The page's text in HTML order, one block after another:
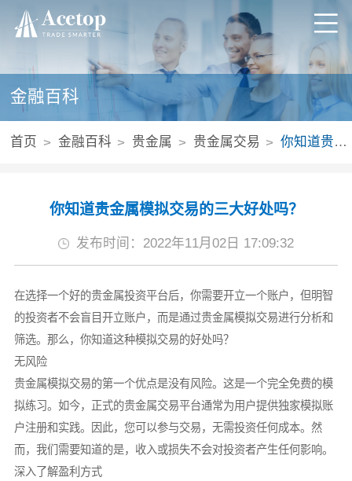
金融百科
首页 金融百科 贵金属 贵金属交易 你知道贵金属模拟交易的三大好处吗？
你知道贵金属模拟交易的三大好处吗？
发布时间：2022年11月02日 17:09:32
在选择一个好的贵金属投资平台后，你需要开立一个账户，但明智
的投资者不会盲目开立账户，而是通过贵金属模拟交易进行分析和
筛选。那么，你知道这种模拟交易的好处吗？
无风险
贵金属模拟交易的第一个优点是没有风险。这是一个完全免费的模
拟练习。如今，正式的贵金属交易平台通常为用户提供独家模拟账
户注册和实践。因此，您可以参与交易，无需投资任何成本。然
而，我们需要知道的是，收入或损失不会对投资者产生任何影响。
深入了解盈利方式